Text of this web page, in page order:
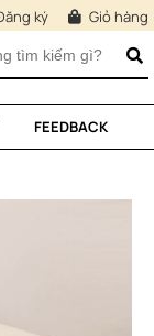
ký Giỏ hàng
FEEDBACK